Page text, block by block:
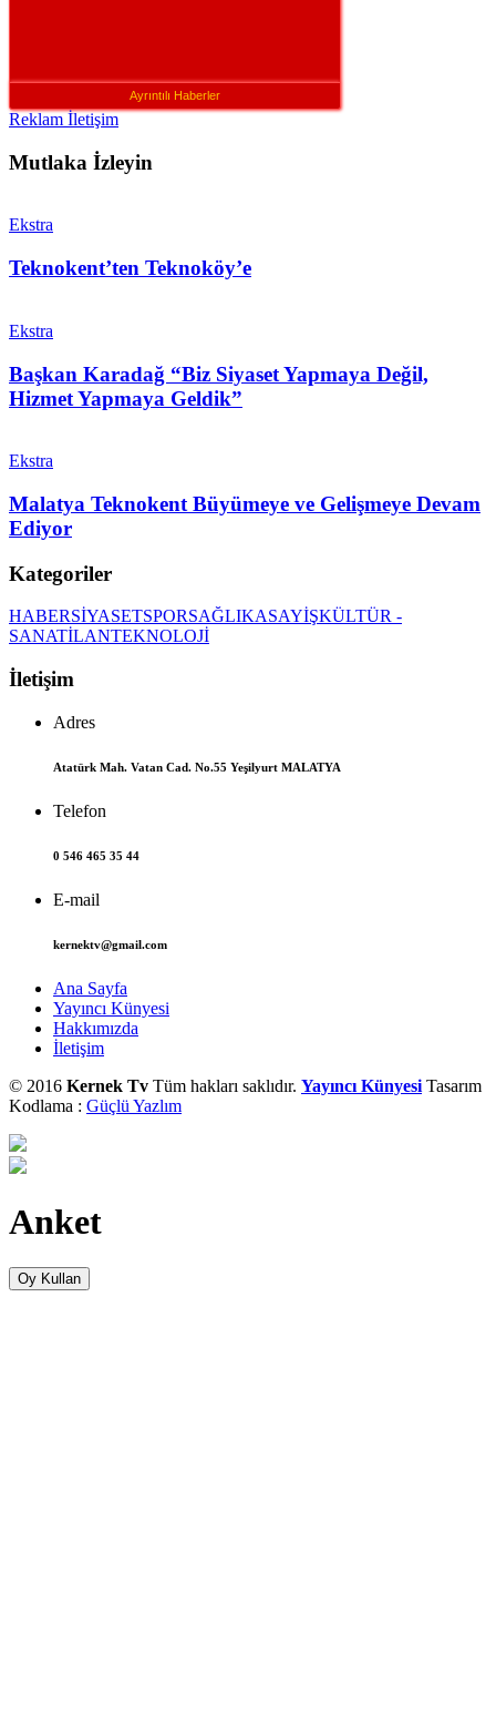
Ayrıntılı Haberler
Reklam İletişim
Mutlaka İzleyin
Ekstra
Teknokent’ten Teknoköy’e
Ekstra
Başkan Karadağ “Biz Siyaset Yapmaya Değil,
Hizmet Yapmaya Geldik”
Ekstra
Malatya Teknokent Büyümeye ve Gelişmeye Devam
Ediyor
Kategoriler
HABERSİYASETSPORSAĞLIKASAYİŞKÜLTÜR -
SANATİLANTEKNOLOJİ
İletişim
Adres
Atatürk Mah. Vatan Cad. No.55 Yeşilyurt MALATYA
Telefon
0 546 465 35 44
E-mail
kernektv@gmail.com
Ana Sayfa
Yayıncı Künyesi
Hakkımızda
İletişim
© 2016 Kernek Tv Tüm hakları saklıdır. Yayıncı Künyesi Tasarım
Kodlama : Güçlü Yazlım
Anket